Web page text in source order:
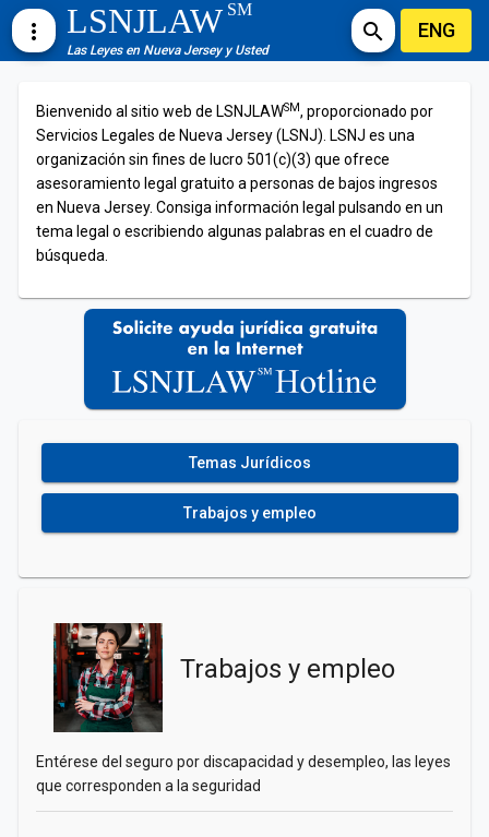
more_vert LSNJLAWSM
Las Leyes en Nueva Jersey y Usted
search ENG
Bienvenido al sitio web de LSNJLAWSM, proporcionado por
Servicios Legales de Nueva Jersey (LSNJ). LSNJ es una
organización sin fines de lucro 501(c)(3) que ofrece
asesoramiento legal gratuito a personas de bajos ingresos
en Nueva Jersey. Consiga información legal pulsando en un
tema legal o escribiendo algunas palabras en el cuadro de
búsqueda.
Temas Jurídicos
Trabajos y empleo
Trabajos y empleo
Entérese del seguro por discapacidad y desempleo, las leyes
que corresponden a la seguridad